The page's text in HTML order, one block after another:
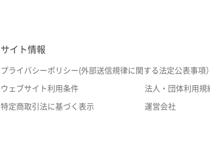
サイト情報
プライバシーポリシー(外部送信規律に関する法定公表事項）
ウェブサイト利用条件 法人・団体利用規
特定商取引法に基づく表示 運営会社